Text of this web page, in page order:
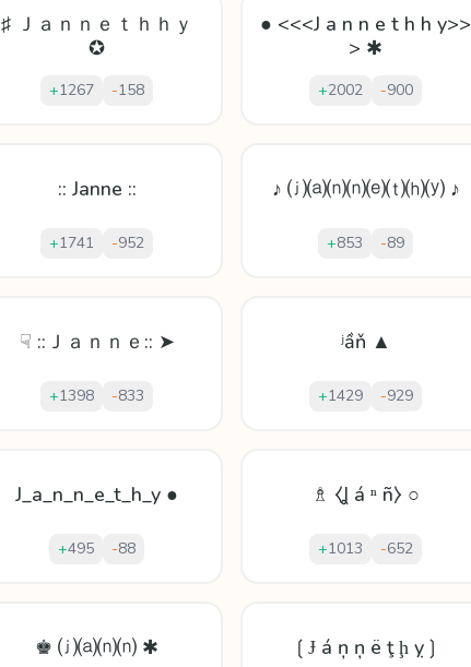
♯ Ｊａｎｎｅｔｈｈｙ
✪
+1267 -158
● <<<J a n n e t h h y>>
> ✱
+2002 -900
:: Janne ::
+1741 -952
♪ ⒥⒜⒩⒩⒠⒯⒣⒴ ♪
+853 -89
☟ ::Ｊａｎｎｅ:: ➤
+1398 -833
ʲầň ▲
+1429 -929
J_a_n_n_e_t_h_y ●
+495 -88
♗ ⧼Ʝ á ⁿ ñ⧽ ○
+1013 -652
♚ ⒥⒜⒩⒩ ✱ ❲Ɉ á ņ ņ ë ţ ḩ ỵ❳